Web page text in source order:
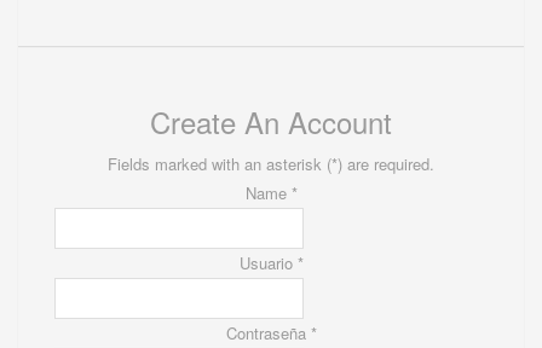
Create An Account
Fields marked with an asterisk (*) are required.
Name *
Usuario *
Contraseña *